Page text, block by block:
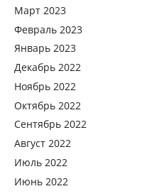
Март 2023
Февраль 2023
Январь 2023
Декабрь 2022
Ноябрь 2022
Октябрь 2022
Сентябрь 2022
Август 2022
Июль 2022
Июнь 2022